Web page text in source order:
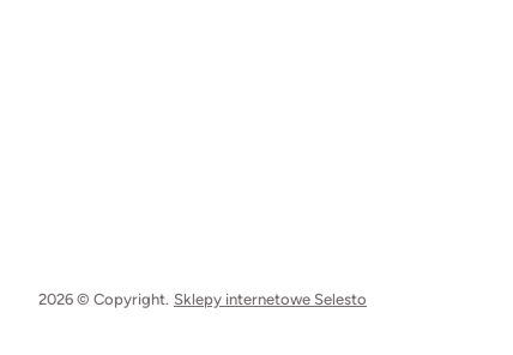
2026 © Copyright. Sklepy internetowe Selesto